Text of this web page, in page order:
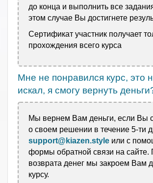
до конца и выполнить все
этом случае Вы достигнете
Сертификат участник получает
прохождения всего курса
Мне не понравился курс, это
искал, я смогу вернуть
Мы вернем Вам деньги, если Вы
о своем решении в течение 5-ти
support@kiazen.style или с
формы обратной связи на сайте.
возврата денег мы закроем Вам
курсу.